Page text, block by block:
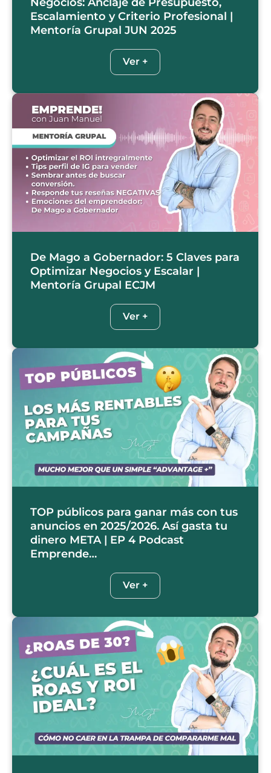
Escalamiento y Criterio Profesional |
Mentoría Grupal JUN 2025
Ver +
De Mago a Gobernador: 5 Claves para
Optimizar Negocios y Escalar |
Mentoría Grupal ECJM
Ver +
TOP públicos para ganar más con tus
anuncios en 2025/2026. Así gasta tu
dinero META | EP 4 Podcast
Emprende…
Ver +